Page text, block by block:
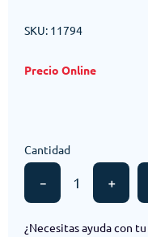
SKU: 11794
Cantidad
＋
－
¿Necesitas ayuda con